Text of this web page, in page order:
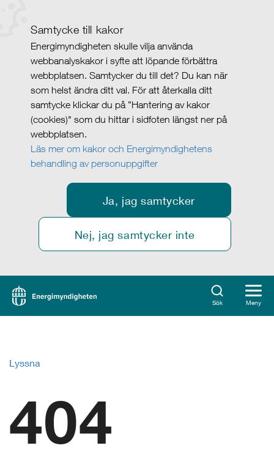
Samtycke till kakor
Energimyndigheten skulle vilja använda
webbanalyskakor i syfte att löpande förbättra
webbplatsen. Samtycker du till det? Du kan när
som helst ändra ditt val. För att återkalla ditt
samtycke klickar du på ”Hantering av kakor
(cookies)" som du hittar i sidfoten längst ner på
webbplatsen.
Läs mer om kakor och Energimyndighetens
behandling av personuppgifter
Ja, jag samtycker
Nej, jag samtycker inte
Sök Meny
Lyssna
404